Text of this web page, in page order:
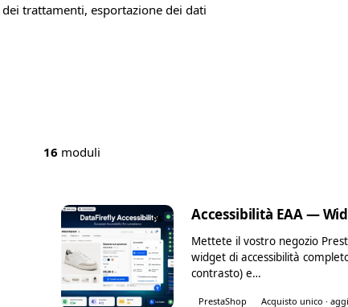
trattamenti, esportazione dei dati
16 moduli
PS Accessibilità EAA —
Mettete il vostro negozio
widget di accessibilità
contrasto) e…
PrestaShop Acquisto unico ·